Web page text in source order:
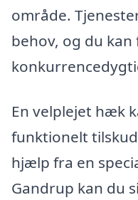
område.
behov, og du
En velplejet hæk
funktionelt
hjælp fra en
Gandrup kan du